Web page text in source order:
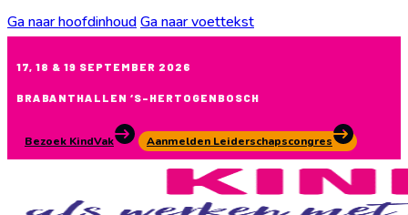
Ga naar hoofdinhoudGa naar voettekst
17, 18 & 19 SEPTEMBER 2026
BRABANTHALLEN ‘S-HERTOGENBOSCH
Bezoek KindVak Aanmelden Leiderschapscongres